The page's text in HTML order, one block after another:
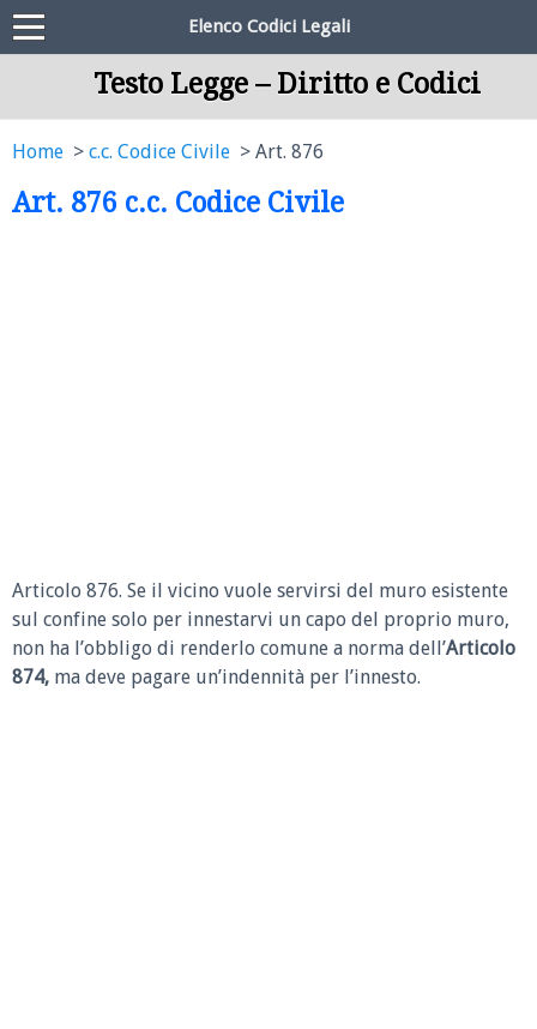
Elenco Codici Legali
Testo Legge – Diritto e Codici
Home c.c. Codice Civile Art. 876
Art. 876 c.c. Codice Civile
Articolo 876. Se il vicino vuole servirsi del muro esistente
sul confine solo per innestarvi un capo del proprio muro,
non ha l’obbligo di renderlo comune a norma dell’Articolo
874, ma deve pagare un’indennità per l’innesto.